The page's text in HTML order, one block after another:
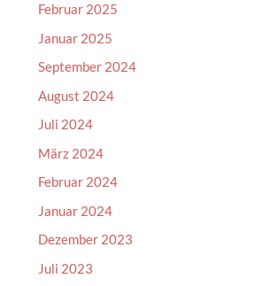
Februar 2025
Januar 2025
September 2024
August 2024
Juli 2024
März 2024
Februar 2024
Januar 2024
Dezember 2023
Juli 2023